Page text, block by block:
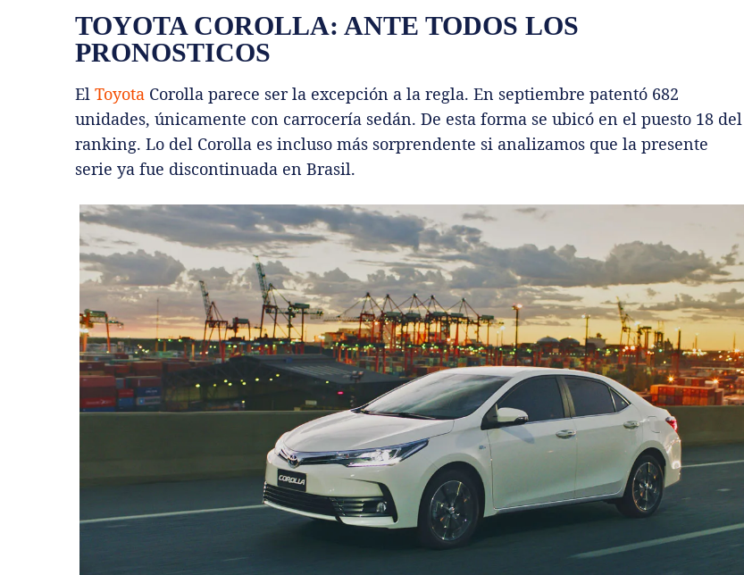
TOYOTA COROLLA: ANTE TODOS LOS
PRONOSTICOS
El Toyota Corolla parece ser la excepción a la regla. En septiembre patentó 682
unidades, únicamente con carrocería sedán. De esta forma se ubicó en el puesto 18 del
ranking. Lo del Corolla es incluso más sorprendente si analizamos que la presente
serie ya fue discontinuada en Brasil.